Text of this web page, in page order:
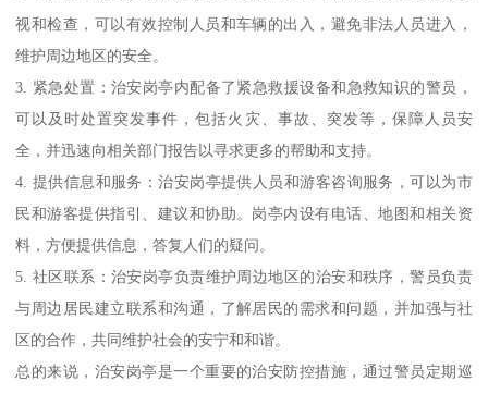
视和检查，可以有效控制人员和车辆的出入，避免非法人员进入，
维护周边地区的安全。
3. 紧急处置：治安岗亭内配备了紧急救援设备和急救知识的警员，
可以及时处置突发事件，包括火灾、事故、突发等，保障人员安
全，并迅速向相关部门报告以寻求更多的帮助和支持。
4. 提供信息和服务：治安岗亭提供人员和游客咨询服务，可以为市
民和游客提供指引、建议和协助。岗亭内设有电话、地图和相关资
料，方便提供信息，答复人们的疑问。
5. 社区联系：治安岗亭负责维护周边地区的治安和秩序，警员负责
与周边居民建立联系和沟通，了解居民的需求和问题，并加强与社
区的合作，共同维护社会的安宁和和谐。
总的来说，治安岗亭是一个重要的治安防控措施，通过警员定期巡